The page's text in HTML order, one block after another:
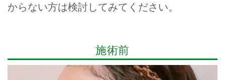
からない方は検討してみてください。
施術前